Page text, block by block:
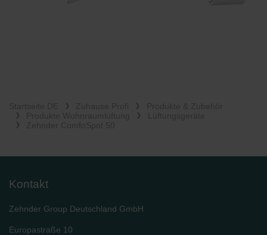
Kontakt
Zehnder Group Deutschland GmbH
Europastraße 10